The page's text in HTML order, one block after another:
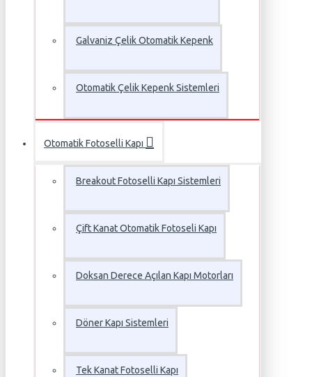
Galvaniz Çelik Otomatik Kepenk
Otomatik Çelik Kepenk Sistemleri
Otomatik Fotoselli Kapı
Breakout Fotoselli Kapı Sistemleri
Çift Kanat Otomatik Fotoseli Kapı
Doksan Derece Açılan Kapı Motorları
Döner Kapı Sistemleri
Tek Kanat Fotoselli Kapı